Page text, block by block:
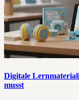
Digitale
musst